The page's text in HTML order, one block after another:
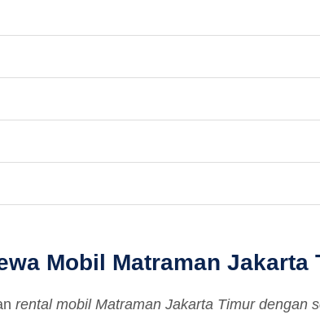
Mobil Matraman Jakarta
rental mobil Matraman Jakarta Timur dengan